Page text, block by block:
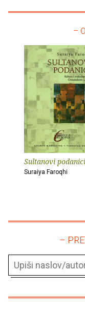
–
Sultanovi podanici
Suraiya Faroqhi
–